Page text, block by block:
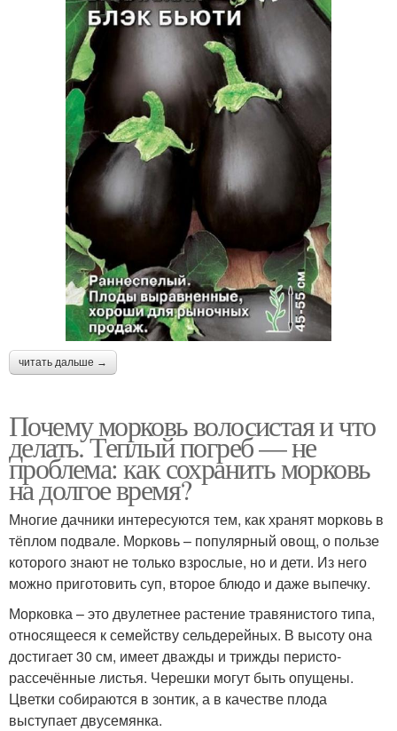
читать дальше →
Почему морковь волосистая и что
делать. Теплый погреб — не
проблема: как сохранить морковь
на долгое время?
Многие дачники интересуются тем, как хранят морковь в
тёплом подвале. Морковь – популярный овощ, о пользе
которого знают не только взрослые, но и дети. Из него
можно приготовить суп, второе блюдо и даже выпечку.
Морковка – это двулетнее растение травянистого типа,
относящееся к семейству сельдерейных. В высоту она
достигает 30 см, имеет дважды и трижды перисто-
рассечённые листья. Черешки могут быть опущены.
Цветки собираются в зонтик, а в качестве плода
выступает двусемянка.